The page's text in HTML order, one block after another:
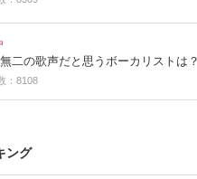
二の歌声だと思うボーカリストは？
：8108
ング